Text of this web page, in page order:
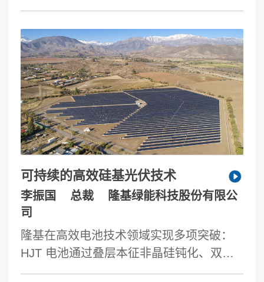
2023 年市占率超 70%，但因效率较
降至 20% 以下。当前技术焦点转向微纳硅
基薄膜应用：TOPCon 电池 2024 年量产
效率达 25.3%，成本与 PERC 持平，2-3
年内有望突破 26%，已成为替代 PERC 的
新主流；xBC 技术作为新兴方向，正孕育
下一轮行业龙头；异质结 SHJ 技术作为效
率突破核心路径，需通过设备降本和产业
链生态完善实现突破。技术更迭驱动行业
格局重塑，每轮技术转型（Al-BSF →
PERC →TOPCon → TBC）均催生新龙头
企业， 凸显光伏产业“效率驱动、快速迭
代”的竞争本质。
可持续的高效硅基光伏技术
李振国 总裁
隆基绿能科技股份有限公
司
隆基在高效电池技术领域实现多项突破：
HJT 电池通过叠层本征非晶硅钝化、双面
微晶硅接触层及先进 TCO 技术，效率达